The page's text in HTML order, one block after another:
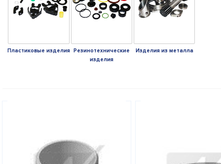
Пластиковые изделия Резинотехнические
изделия
Изделия из металла